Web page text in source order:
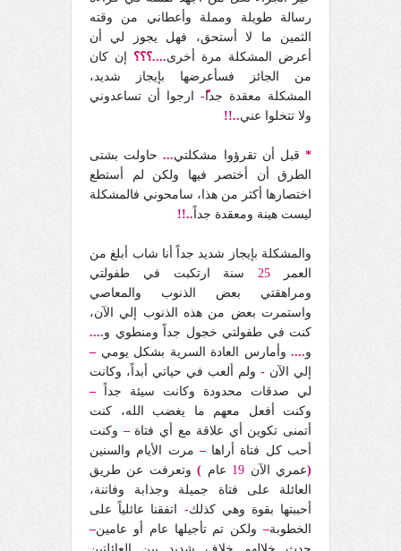
رسالة طويلة ومملة وأعطاني من وقته
الثمين ما لا أستحق، فهل يجوز لي أن
أعرض المشكلة مرة أخرى....؟؟؟ إن كان
من الجائز فسأعرضها بإيجاز شديد،
المشكلة معقدة جداً-
ارجوا أن تساعدوني
ولا تتخلوا عني..!!
*قبل أن تقرؤوا مشكلتي...حاولت بشتى
الطرق أن أختصر فيها ولكن لم أستطع
اختصارها أكثر من هذا، سامحوني فالمشكلة
ليست هينة ومعقدة جداً ..!!
والمشكلة بإيجاز شديد جداً أنا شاب أبلغ من
العمر 25 سنة ارتكبت في طفولتي
ومراهقتي بعض الذنوب والمعاصي
واستمرت بعض من هذه الذنوب إلي الآن،
كنت في طفولتي خجول جداً ومنطوي و....
و.... وأمارس العادة السرية بشكل يومي –
إلي الآن - ولم ألعب في حياتي أبداً، وكانت
لي صدقات محدودة وكانت سيئة جداً –
وكنت أفعل معهم ما يغضب الله، كنت
أتمنى تكوين أي علاقة مع أي فتاة– وكنت
أحب كل فتاة أراها– مرت الأيام والسنين
(عمري الآن 19 عام )وتعرفت عن طريق
العائلة على فتاة جميلة وجذابة وفاتنة،
أحببتها بقوة وهي كذلك- اتفقنا عائلياً على
الخطوبة– ولكن تم تأجيلها عام أو عامين–